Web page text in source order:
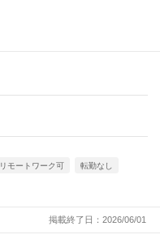
リモートワーク可 転勤なし
掲載終了日：2026/06/01